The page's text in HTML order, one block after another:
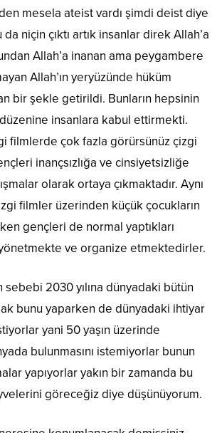
mesela ateist vardı şimdi deist diye
da niçin çıktı artık insanlar direk Allah’a
Allah’a inanan ama peygambere
Allah’ın yeryüzünde hüküm
bir şekle getirildi. Bunların hepsinin
insanlara kabul ettirmekti.
filmlerde çok fazla görürsünüz çizgi
inançsızlığa ve cinsiyetsizliğe
olarak ortaya çıkmaktadır. Aynı
filmler üzerinden küçük çocukların
gençleri de normal yaptıkları
ve organize etmektedirler.
sebebi 2030 yılına dünyadaki bütün
bunu yaparken de dünyadaki ihtiyar
yani 50 yaşın üzerinde
bulunmasını istemiyorlar bunun
yapıyorlar yakın bir zamanda bu
göreceğiz diye düşünüyorum.